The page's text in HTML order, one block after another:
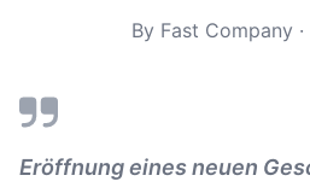
By Fast Company ·
Eröffnung eines neuen